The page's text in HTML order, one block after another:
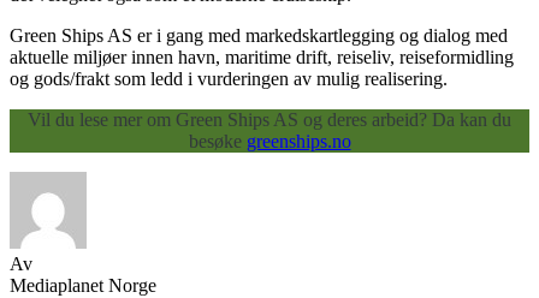
Green Ships AS er i gang med markedskartlegging og dialog med
aktuelle miljøer innen havn, maritime drift, reiseliv, reiseformidling
og gods/frakt som ledd i vurderingen av mulig realisering.
Vil du lese mer om Green Ships AS og deres arbeid? Da kan du
besøke greenships.no
Av
Mediaplanet Norge